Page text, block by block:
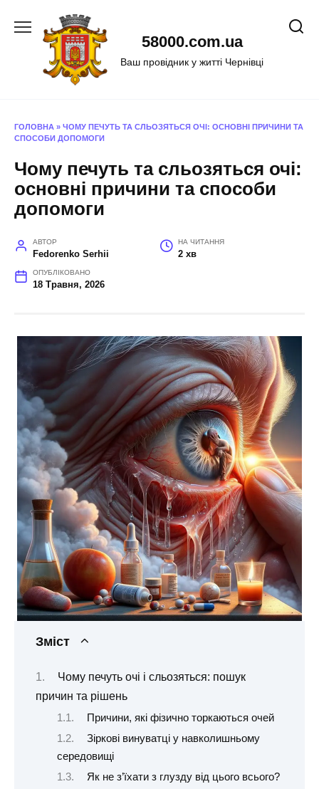
58000.com.ua
Ваш провідник у житті Чернівці
ГОЛОВНА » ЧОМУ ПЕЧУТЬ ТА СЛЬОЗЯТЬСЯ ОЧІ: ОСНОВНІ ПРИЧИНИ ТА
СПОСОБИ ДОПОМОГИ
Чому печуть та сльозяться очі:
основні причини та способи
допомоги
АВТОР
Fedorenko Serhii
НА ЧИТАННЯ
2 хв
ОПУБЛІКОВАНО
18 Травня, 2026
Зміст
Чому печуть очі і сльозяться: пошук
причин та рішень
Причини, які фізично торкаються очей
Зіркові винуватці у навколишньому
середовищі
Як не з’їхати з глузду від цього всього?